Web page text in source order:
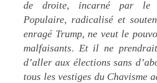
de droite, incarné par le
Populaire, radicalisé et
enragé Trump, ne veut le
malfaisants. Et il ne
d’aller aux élections sans
tous les vestiges du Chavisme